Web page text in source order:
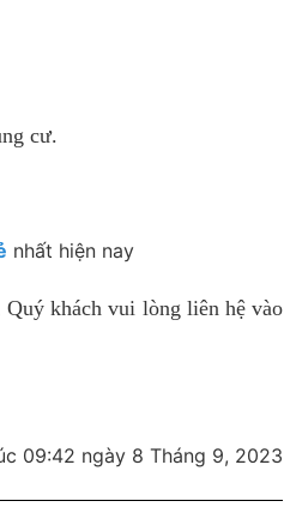
cư.
nhất hiện nay
khách vui lòng liên hệ vào
09:42 ngày 8 Tháng 9, 2023